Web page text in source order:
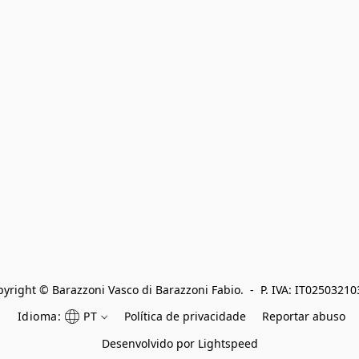
© Barazzoni Vasco di Barazzoni Fabio.  -  P. IVA:
Idioma:
PT Política de privacidade
Reportar abuso
Desenvolvido por Lightspeed